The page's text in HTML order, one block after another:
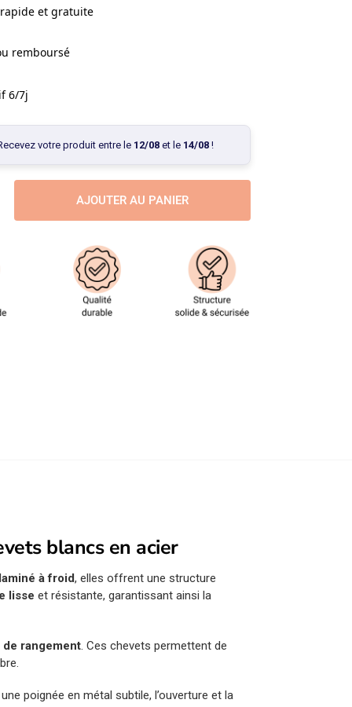
et gratuite
remboursé
6/7j
votre produit entre le 12/08et le 14/08!
AJOUTER AU PANIER
blancs en acier
à froid, elles offrent une structure
lisse et résistante, garantissant ainsi la
de rangement . Ces chevets permettent de
poignée en métal subtile, l’ouverture et la